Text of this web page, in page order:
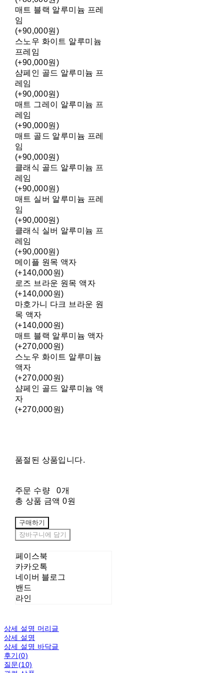
매트 블랙 알루미늄 프레
임
(+90,000원)
스노우 화이트 알루미늄
프레임
(+90,000원)
샴페인 골드 알루미늄 프
레임
(+90,000원)
매트 그레이 알루미늄 프
레임
(+90,000원)
매트 골드 알루미늄 프레
임
(+90,000원)
클래식 골드 알루미늄 프
레임
(+90,000원)
매트 실버 알루미늄 프레
임
(+90,000원)
클래식 실버 알루미늄 프
레임
(+90,000원)
메이플 원목 액자
(+140,000원)
로즈 브라운 원목 액자
(+140,000원)
마호가니 다크 브라운 원
목 액자
(+140,000원)
매트 블랙 알루미늄 액자
(+270,000원)
스노우 화이트 알루미늄
액자
(+270,000원)
샴페인 골드 알루미늄 액
자
(+270,000원)
품절된 상품입니다.
주문 수량
0개
총 상품 금액 0원
구매하기
장바구니에 담기
페이스북
카카오톡
네이버 블로그
밴드
라인
상세 설명 머리글
상세 설명
상세 설명 바닥글
후기(0)
질문(10)